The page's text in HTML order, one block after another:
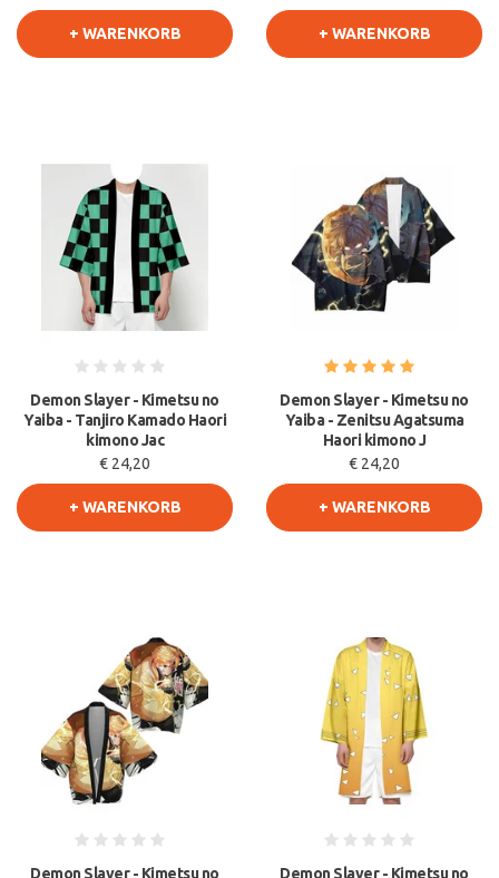
+ WARENKORB + WARENKORB
Demon Slayer - Kimetsu no
Yaiba - Tanjiro Kamado Haori
kimono Jac
€ 24,20
+ WARENKORB
Demon Slayer - Kimetsu no
Yaiba - Zenitsu Agatsuma
Haori kimono J
€ 24,20
+ WARENKORB
Demon Slayer - Kimetsu no Demon Slayer - Kimetsu no